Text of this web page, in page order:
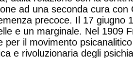
ad una seconda cura
precoce. Il 17 giugno
e un marginale. Nel 1909
per il movimento
e rivoluzionaria degli